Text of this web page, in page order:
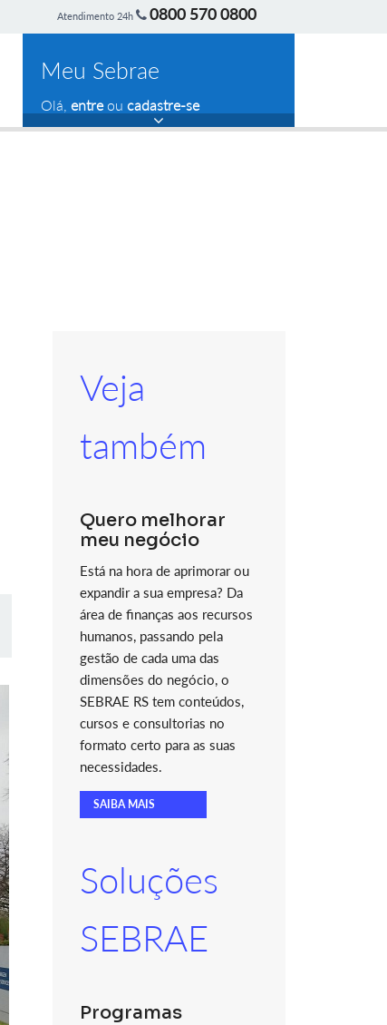
Atendimento 24h 0800 570 0800
Meu Sebrae
Olá, entreou cadastre-se
Veja
também
Quero melhorar
meu negócio
Está na hora de aprimorar ou
expandir a sua empresa? Da
área de finanças aos recursos
humanos, passando pela
gestão de cada uma das
dimensões do negócio, o
SEBRAE RS tem conteúdos,
cursos e consultorias no
formato certo para as suas
necessidades.
SAIBA MAIS
Soluções
SEBRAE
Programas